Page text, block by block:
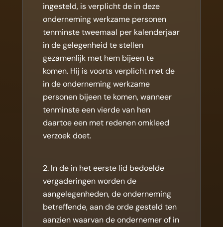
ingesteld, is verplicht de in deze
onderneming werkzame personen
tenminste tweemaal per kalenderjaar
in de gelegenheid te stellen
gezamenlijk met hem bijeen te
komen. Hij is voorts verplicht met de
in de onderneming werkzame
personen bijeen te komen, wanneer
tenminste een vierde van hen
daartoe een met redenen omkleed
verzoek doet.
In de in het eerste lid bedoelde
vergaderingen worden de
aangelegenheden, de onderneming
betreffende, aan de orde gesteld ten
aanzien waarvan de ondernemer of in